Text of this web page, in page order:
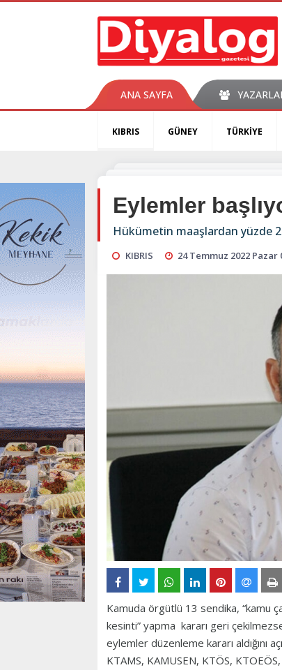
ANA SAYFA
KIBRIS GÜNEY TÜRKİYE
Eylemler
Hükümetin maaşlardan yüzde
KIBRIS 24 Temmuz 2022 Pazar
Kamuda örgütlü 13 sendika, “kamu
kesinti” yapma kararı geri
eylemler düzenleme kararı aldığını
KTAMS, KAMUSEN, KTÖS,